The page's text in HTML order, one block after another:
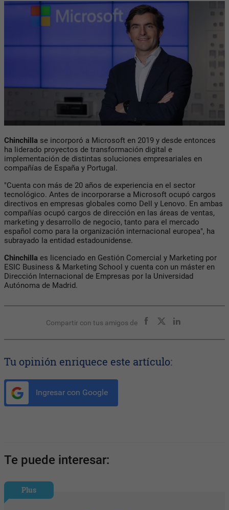
Chinchilla se incorporó a Microsoft en 2019 y desde entonces
ha liderado proyectos de transformación digital e
implementación de distintas soluciones empresariales en
compañías de España y Portugal.
"Cuenta con más de 20 años de experiencia en el sector
tecnológico. Antes de incorporarse a Microsoft ocupó cargos
directivos en empresas globales como Dell y Lenovo. En ambas
compañías ocupó cargos de dirección en las áreas de ventas,
marketing y desarrollo de negocio, tanto para el mercado
español como para la organización internacional europea", ha
subrayado la entidad estadounidense.
Chinchilla es licenciado en Gestión Comercial y Marketing por
ESIC Business & Marketing School y cuenta con un máster en
Dirección Internacional de Empresas por la Universidad
Autónoma de Madrid.
Compartir con tus amigos de
Tu opinión enriquece este artículo:
Ingresar con Google
Te puede interesar:
Plus